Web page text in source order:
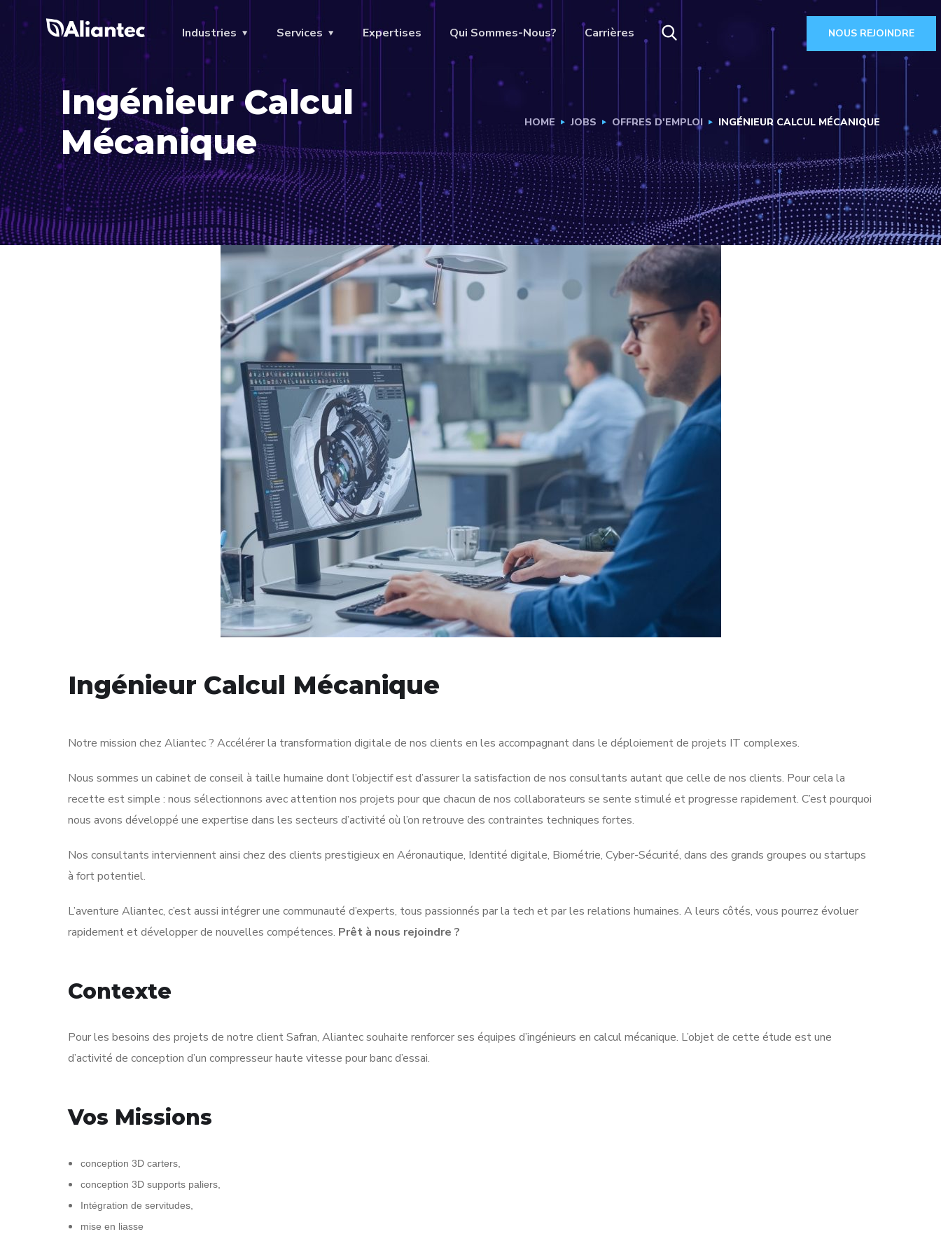
Industries Services Expertises Qui Sommes-Nous? Carrières NOUS REJOINDRE
Ingénieur Calcul
Mécanique
HOME JOBS OFFRES D'EMPLOI INGÉNIEUR CALCUL MÉCANIQUE
Ingénieur Calcul Mécanique
Notre mission chez Aliantec ? Accélérer la transformation digitale de nos clients en les accompagnant dans le déploiement de projets IT complexes.
Nous sommes un cabinet de conseil à taille humaine dont l’objectif est d’assurer la satisfaction de nos consultants autant que celle de nos clients. Pour cela la
recette est simple : nous sélectionnons avec attention nos projets pour que chacun de nos collaborateurs se sente stimulé et progresse rapidement. C’est pourquoi
nous avons développé une expertise dans les secteurs d’activité où l’on retrouve des contraintes techniques fortes.
Nos consultants interviennent ainsi chez des clients prestigieux en Aéronautique, Identité digitale, Biométrie, Cyber-Sécurité, dans des grands groupes ou startups
à fort potentiel.
L’aventure Aliantec, c’est aussi intégrer une communauté d’experts, tous passionnés par la tech et par les relations humaines. A leurs côtés, vous pourrez évoluer
rapidement et développer de nouvelles compétences. Prêt à nous rejoindre ?
Contexte
Pour les besoins des projets de notre client Safran, Aliantec souhaite renforcer ses équipes d’ingénieurs en calcul mécanique. L’objet de cette étude est une
d’activité de conception d’un compresseur haute vitesse pour banc d’essai.
Vos Missions
conception 3D carters,
conception 3D supports paliers,
Intégration de servitudes,
mise en liasse